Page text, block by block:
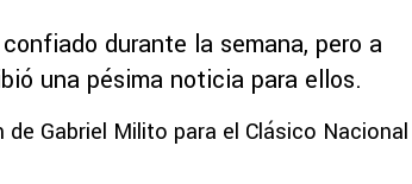
durante la semana, pero a
una pésima noticia para ellos.
Gabriel Milito para el Clásico Nacional